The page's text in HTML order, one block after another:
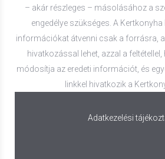
– akár részleges – másolásához a
engedélye szükséges. A
információkat átvenni csak a forrásra,
hivatkozással lehet, azzal a
módosítja az eredeti információt, és
linkkel hivatkozik a
Adatkezelési